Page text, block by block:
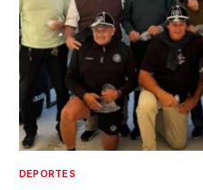
DEPORTES